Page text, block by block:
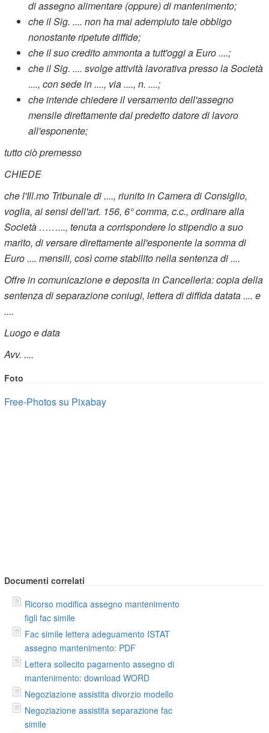
di assegno alimentare (oppure) di mantenimento;
che il Sig. .... non ha mai adempiuto tale obbligo
nonostante ripetute diffide;
che il suo credito ammonta a tutt'oggi a Euro ....;
che il Sig. .... svolge attività lavorativa presso la Società
...., con sede in ...., via ...., n. ....;
che intende chiedere il versamento dell'assegno
mensile direttamente dal predetto datore di lavoro
all'esponente;
tutto ciò premesso
CHIEDE
che l'Ill.mo Tribunale di ...., riunito in Camera di Consiglio,
voglia, ai sensi dell'art. 156, 6° comma, c.c., ordinare alla
Società ……..., tenuta a corrispondere lo stipendio a suo
marito, di versare direttamente all'esponente la somma di
Euro .... mensili, così come stabilito nella sentenza di ....
Offre in comunicazione e deposita in Cancelleria: copia della
sentenza di separazione coniugi, lettera di diffida datata .... e
....
Luogo e data
Avv. ....
Foto
Free-Photos su Pixabay
Documenti correlati
Ricorso modifica assegno mantenimento
figli fac simile
Fac simile lettera adeguamento ISTAT
assegno mantenimento: PDF
Lettera sollecito pagamento assegno di
mantenimento: download WORD
Negoziazione assistita divorzio modello
Negoziazione assistita separazione fac
simile